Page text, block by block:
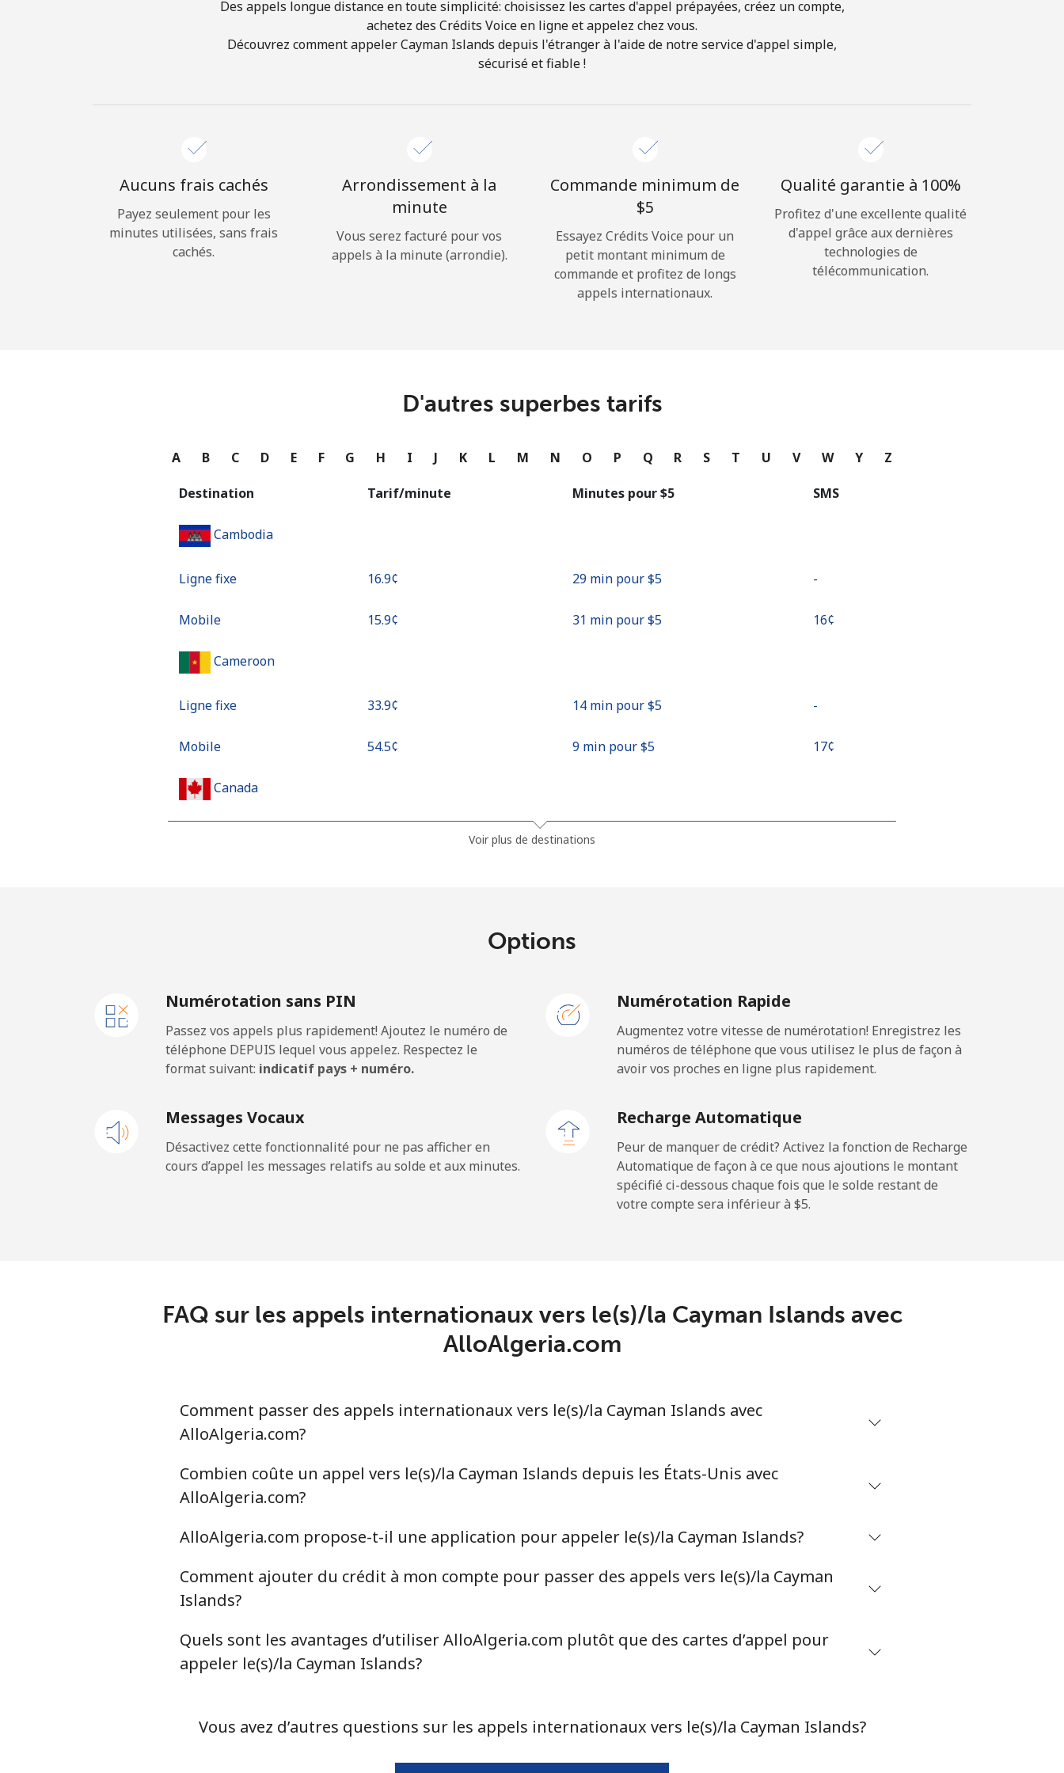
Bonjour!
Rappel du mot de passe →
Continue avec
Des appels longue distance en toute simplicité: choisissez les cartes d'appel prépayées, créez un compte,
achetez des Crédits Voice en ligne et appelez chez vous.
Découvrez comment appeler Cayman Islands depuis l'étranger à l'aide de notre service d'appel simple,
sécurisé et fiable !
Aucuns frais cachés
Payez seulement pour les
minutes utilisées, sans frais
cachés.
Arrondissement à la
minute
Vous serez facturé pour vos
appels à la minute (arrondie).
Commande minimum de
⁦$5⁩
Essayez Crédits Voice pour un
petit montant minimum de
commande et profitez de longs
appels internationaux.
Qualité garantie à 100%
Profitez d'une excellente qualité
d'appel grâce aux dernières
technologies de
télécommunication.
D'autres superbes tarifs
A B C D E F G H I J K L M N O P Q R S T U V W Y Z
Destination Tarif/minute Minutes pour ⁦$5⁩ SMS
Cambodia
Ligne fixe ⁦16.9¢⁩ 29 min pour ⁦$5⁩ -
Mobile ⁦15.9¢⁩ 31 min pour ⁦$5⁩ ⁦16¢⁩
Cameroon
Ligne fixe ⁦33.9¢⁩ 14 min pour ⁦$5⁩ -
Mobile ⁦54.5¢⁩ 9 min pour ⁦$5⁩ ⁦17¢⁩
Canada
333 min pour ⁦$5⁩
Caribbean Netherlands
Ligne fixe ⁦23.5¢⁩ 21 min pour ⁦$5⁩ -
Cayman Islands
Ligne fixe ⁦19.9¢⁩ 25 min pour ⁦$5⁩ -
18 min pour ⁦$5⁩
6 min pour ⁦$5⁩
Ligne fixe 6 min pour ⁦$5⁩
Mobile 6 min pour ⁦$5⁩
Chile
Ligne fixe 111 min pour ⁦$5⁩
Mobile 312 min pour ⁦$5⁩
Santiago ⁦1.7¢⁩ 294 min pour ⁦$5⁩ -
China
Ligne fixe ⁦4.9¢⁩ 102 min pour ⁦$5⁩
102 min pour ⁦$5⁩
Voir plus de destinations
Options
Numérotation sans PIN
Passez vos appels plus rapidement! Ajoutez le numéro de
téléphone DEPUIS lequel vous appelez. Respectez le
format suivant: indicatif pays + numéro.
Numérotation Rapide
Augmentez votre vitesse de numérotation! Enregistrez les
numéros de téléphone que vous utilisez le plus de façon à
avoir vos proches en ligne plus rapidement.
Messages Vocaux
Désactivez cette fonctionnalité pour ne pas afficher en
cours d’appel les messages relatifs au solde et aux minutes.
Recharge Automatique
Peur de manquer de crédit? Activez la fonction de Recharge
Automatique de façon à ce que nous ajoutions le montant
spécifié ci-dessous chaque fois que le solde restant de
votre compte sera inférieur à ⁦$5⁩.
FAQ sur les appels internationaux vers le(s)/la Cayman Islands avec
AlloAlgeria.com
Comment passer des appels internationaux vers le(s)/la Cayman Islands avec
AlloAlgeria.com?
Combien coûte un appel vers le(s)/la Cayman Islands depuis les États-Unis avec
AlloAlgeria.com?
AlloAlgeria.com propose-t-il une application pour appeler le(s)/la Cayman Islands?
Comment ajouter du crédit à mon compte pour passer des appels vers le(s)/la Cayman
Islands?
Quels sont les avantages d’utiliser AlloAlgeria.com plutôt que des cartes d’appel pour
appeler le(s)/la Cayman Islands?
Vous avez d’autres questions sur les appels internationaux vers le(s)/la Cayman Islands?